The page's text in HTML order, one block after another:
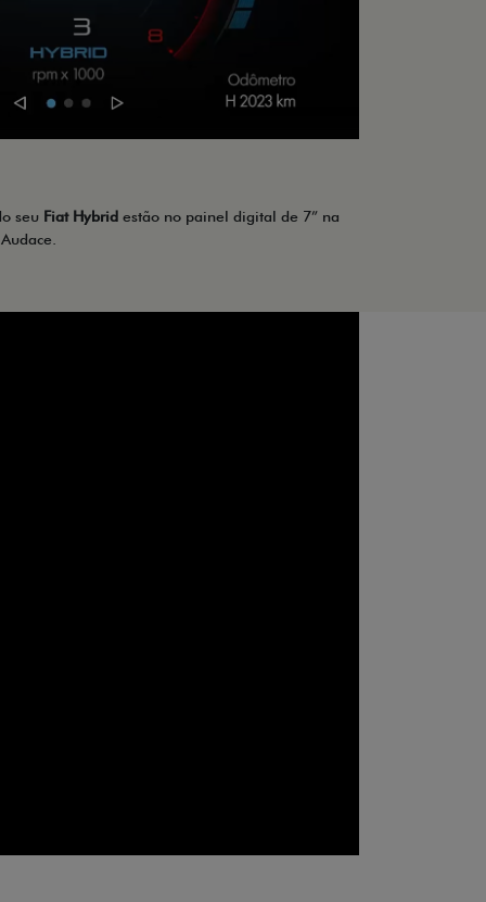
seu Fiat Hybrid estão no painel digital de 7” na